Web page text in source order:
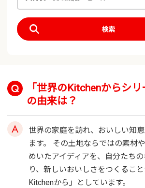
検索
「世界のKitchenからシ
の由来は？
世界の家庭を訪れ、おいしい知
ます。 その土地ならではの素材
めいたアイディアを、自分たち
り、新しいおいしさをつくるこ
Kitchenから」としています。